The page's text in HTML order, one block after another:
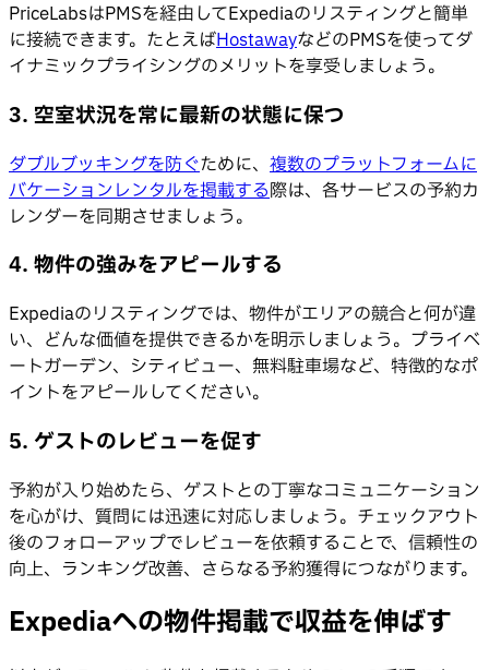
PriceLabsはPMSを経由してExpediaのリスティングと簡単
に接続できます。たとえばHostawayなどのPMSを使ってダ
イナミックプライシングのメリットを享受しましょう。
3. 空室状況を常に最新の状態に保つ
ダブルブッキングを防ぐために、 複数のプラットフォームに
バケーションレンタルを掲載する際は、各サービスの予約カ
レンダーを同期させましょう。
4. 物件の強みをアピールする
Expediaのリスティングでは、物件がエリアの競合と何が違
い、どんな価値を提供できるかを明示しましょう。プライベ
ートガーデン、シティビュー、無料駐車場など、特徴的なポ
イントをアピールしてください。
5. ゲストのレビューを促す
予約が入り始めたら、ゲストとの丁寧なコミュニケーション
を心がけ、質問には迅速に対応しましょう。チェックアウト
後のフォローアップでレビューを依頼することで、信頼性の
向上、ランキング改善、さらなる予約獲得につながります。
Expediaへの物件掲載で収益を伸ばす